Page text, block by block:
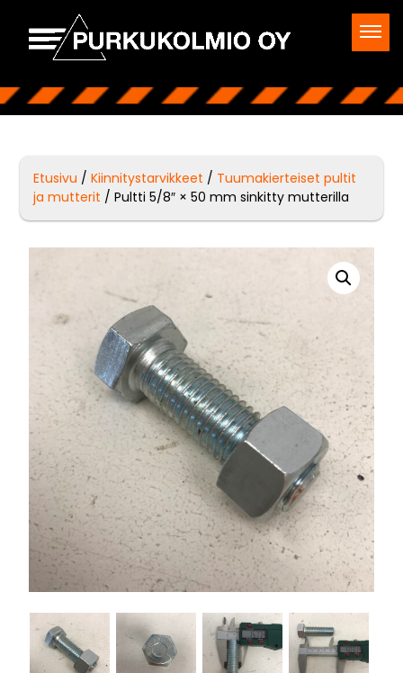
Etusivu /Kiinnitystarvikkeet / Tuumakierteiset pultit
ja mutterit / Pultti 5/8″ × 50 mm sinkitty mutterilla